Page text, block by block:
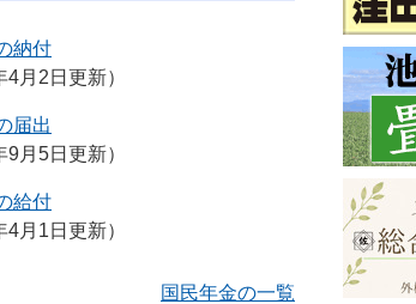
納付
4月2日更新
届出
9月5日更新
給付
4月1日更新
国民年金の一覧